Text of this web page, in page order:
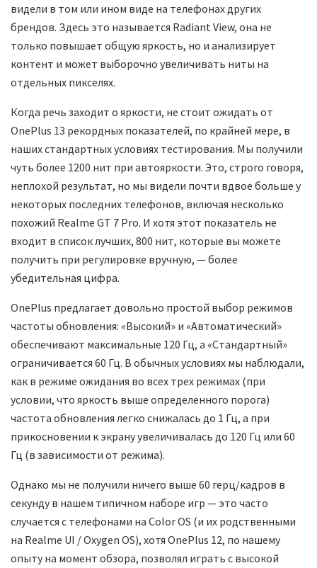
видели в том или ином виде на телефонах других
брендов. Здесь это называется Radiant View, она не
только повышает общую яркость, но и анализирует
контент и может выборочно увеличивать ниты на
отдельных пикселях.
Когда речь заходит о яркости, не стоит ожидать от
OnePlus 13 рекордных показателей, по крайней мере, в
наших стандартных условиях тестирования. Мы получили
чуть более 1200 нит при автояркости. Это, строго говоря,
неплохой результат, но мы видели почти вдвое больше у
некоторых последних телефонов, включая несколько
похожий Realme GT 7 Pro. И хотя этот показатель не
входит в список лучших, 800 нит, которые вы можете
получить при регулировке вручную, — более
убедительная цифра.
OnePlus предлагает довольно простой выбор режимов
частоты обновления: «Высокий» и «Автоматический»
обеспечивают максимальные 120 Гц, а «Стандартный»
ограничивается 60 Гц. В обычных условиях мы наблюдали,
как в режиме ожидания во всех трех режимах (при
условии, что яркость выше определенного порога)
частота обновления легко снижалась до 1 Гц, а при
прикосновении к экрану увеличивалась до 120 Гц или 60
Гц (в зависимости от режима).
Однако мы не получили ничего выше 60 герц/кадров в
секунду в нашем типичном наборе игр — это часто
случается с телефонами на Color OS (и их родственными
на Realme UI / Oxygen OS), хотя OnePlus 12, по нашему
опыту на момент обзора, позволял играть с высокой